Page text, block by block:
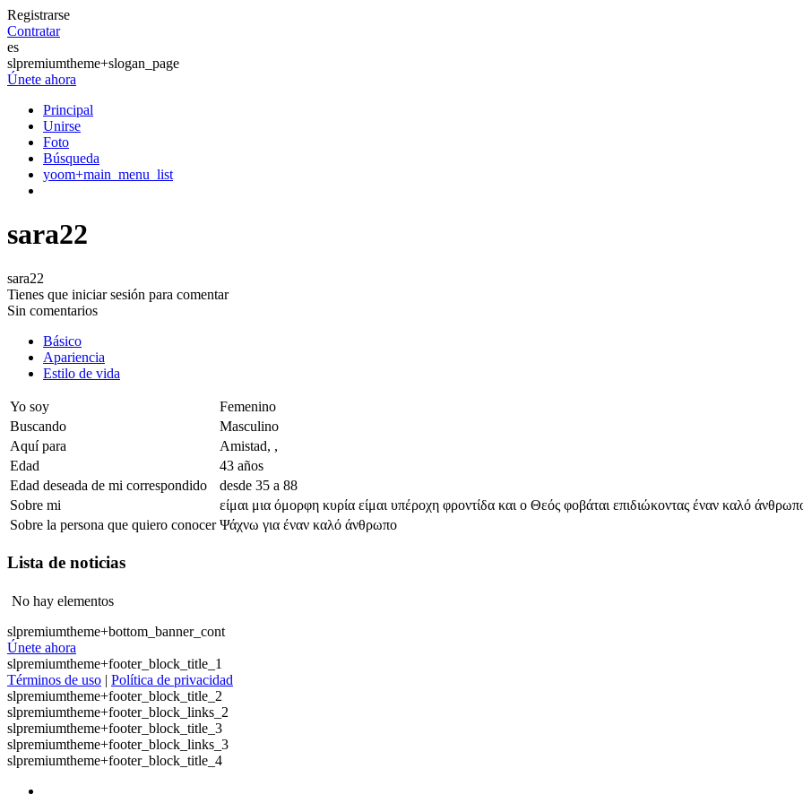
Registrarse
Contratar
es
slpremiumtheme+slogan_page
Únete ahora
Principal
Unirse
Foto
Búsqueda
yoom+main_menu_list
sara22
sara22
Tienes que iniciar sesión para comentar
Sin comentarios
Básico
Apariencia
Estilo de vida
Yo soy
Femenino
Buscando
Masculino
Aquí para
Amistad, ,
Edad
43 años
Edad deseada de mi correspondido
desde 35 a 88
Sobre mi
είμαι μια όμορφη κυρία είμαι υπέροχη φροντίδα και ο Θεός φοβάται επιδιώκοντας έναν καλό
Sobre la persona que quiero conocer Ψάχνω για έναν καλό άνθρωπο
Lista de noticias
No hay elementos
slpremiumtheme+bottom_banner_cont
Únete ahora
slpremiumtheme+footer_block_title_1
Términos de uso | Política de privacidad
slpremiumtheme+footer_block_title_2
slpremiumtheme+footer_block_links_2
slpremiumtheme+footer_block_title_3
slpremiumtheme+footer_block_links_3
slpremiumtheme+footer_block_title_4